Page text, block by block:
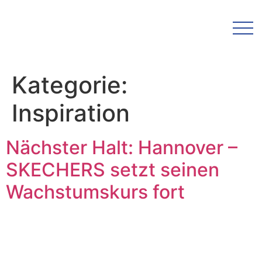
Kategorie:
Inspiration
Nächster Halt: Hannover –
SKECHERS setzt seinen
Wachstumskurs fort